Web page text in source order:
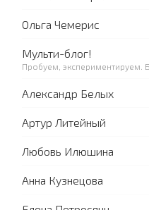
Ольга Чемерис
Мульти-блог!
Пробуем, экспериментируем.
Александр Белых
Артур Литейный
Любовь Илюшина
Анна Кузнецова